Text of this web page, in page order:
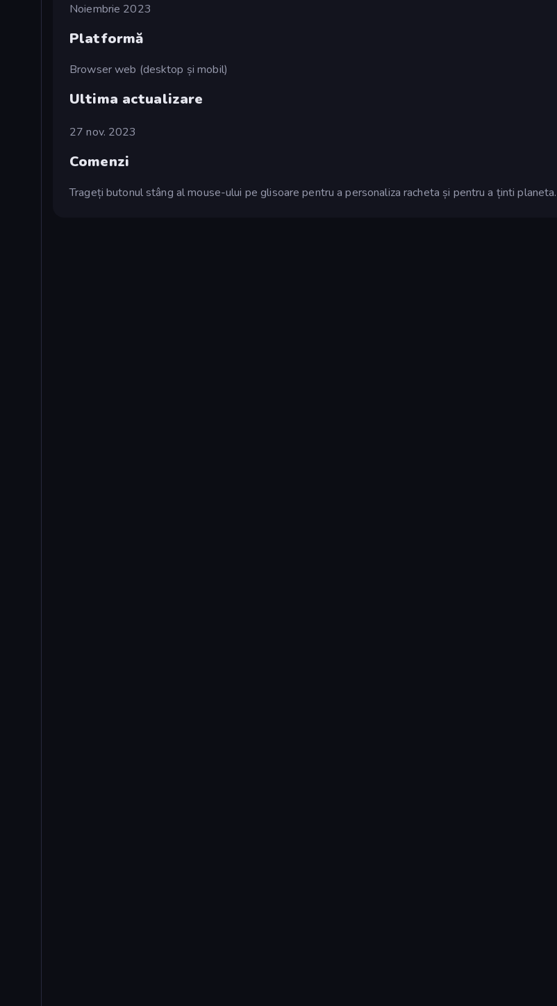
Noiembrie 2023
Platformă
Browser web (desktop și mobil)
Ultima actualizare
27 nov. 2023
Comenzi
Trageți butonul stâng al mouse-ului pe glisoare pentru a personaliza racheta și pentru a ținti planeta.